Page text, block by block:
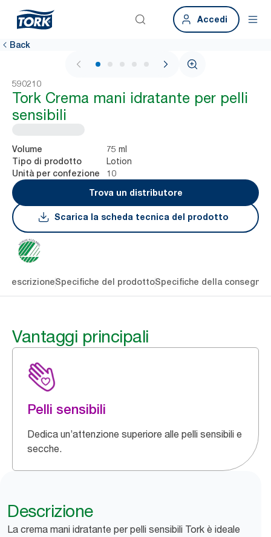
Accedi
Back
1 / 5
590210
Tork Crema mani idratante per pelli
sensibili
Volume 75 ml
Tipo di prodotto Lotion
Unità per confezione
10
Trova un distributore
Scarica la scheda tecnica del prodotto
DescrizioneSpecifiche del prodottoSpecifiche della consegna
Vantaggi principali
Pelli sensibili
Dedica un’attenzione superiore alle pelli sensibili e
secche.
Descrizione
La crema mani idratante per pelli sensibili Tork è ideale